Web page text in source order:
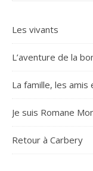
Les vivants
L’aventure de la
La famille, les
Je suis Romane
Retour à Carbery